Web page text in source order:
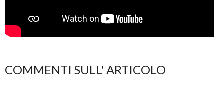
COMMENTI SULL' ARTICOLO